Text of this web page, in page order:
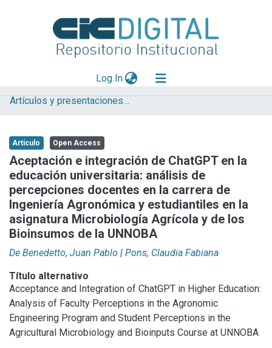
Log In(current)
Explorar
Aportar material
Statistics
Artículos y presentaciones en Congresos LIFIA
Artículo Open Access
Aceptación e integración de ChatGPT en la
educación universitaria: análisis de
percepciones docentes en la carrera de
Ingeniería Agronómica y estudiantiles en la
asignatura Microbiología Agrícola y de los
Bioinsumos de la UNNOBA
De Benedetto, Juan Pablo | Pons, Claudia Fabiana
Título alternativo
Acceptance and Integration of ChatGPT in Higher Education:
Analysis of Faculty Perceptions in the Agronomic
Engineering Program and Student Perceptions in the
Agricultural Microbiology and Bioinputs Course at UNNOBA